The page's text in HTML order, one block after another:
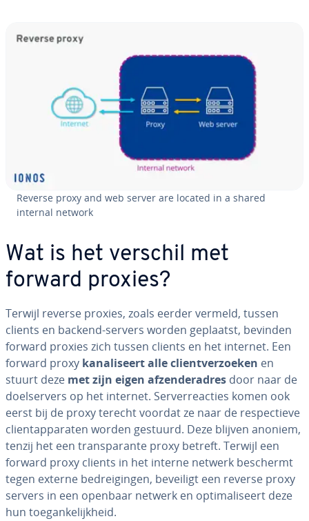
Reverse proxy and web server are located in a shared
internal network
Wat is het verschil met
forward proxies?
Terwijl reverse proxies, zoals eerder vermeld, tussen
clients en backend-servers worden geplaatst, bevinden
forward proxies zich tussen clients en het internet. Een
forward proxy ka­na­li­seert alle client­ver­zoe­ken en
stuurt deze met zijn eigen af­zen­der­adres door naar de
doel­ser­vers op het internet. Ser­ver­re­ac­ties komen ook
eerst bij de proxy terecht voordat ze naar de res­pec­tie­ve
clien­t­ap­pa­ra­ten worden gestuurd. Deze blijven anoniem,
tenzij het een trans­pa­ran­te proxy betreft. Terwijl een
forward proxy clients in het interne netwerk beschermt
tegen externe be­drei­gin­gen, beveiligt een reverse proxy
servers in een openbaar netwerk en op­ti­ma­li­seert deze
hun toe­gan­ke­lijk­heid.